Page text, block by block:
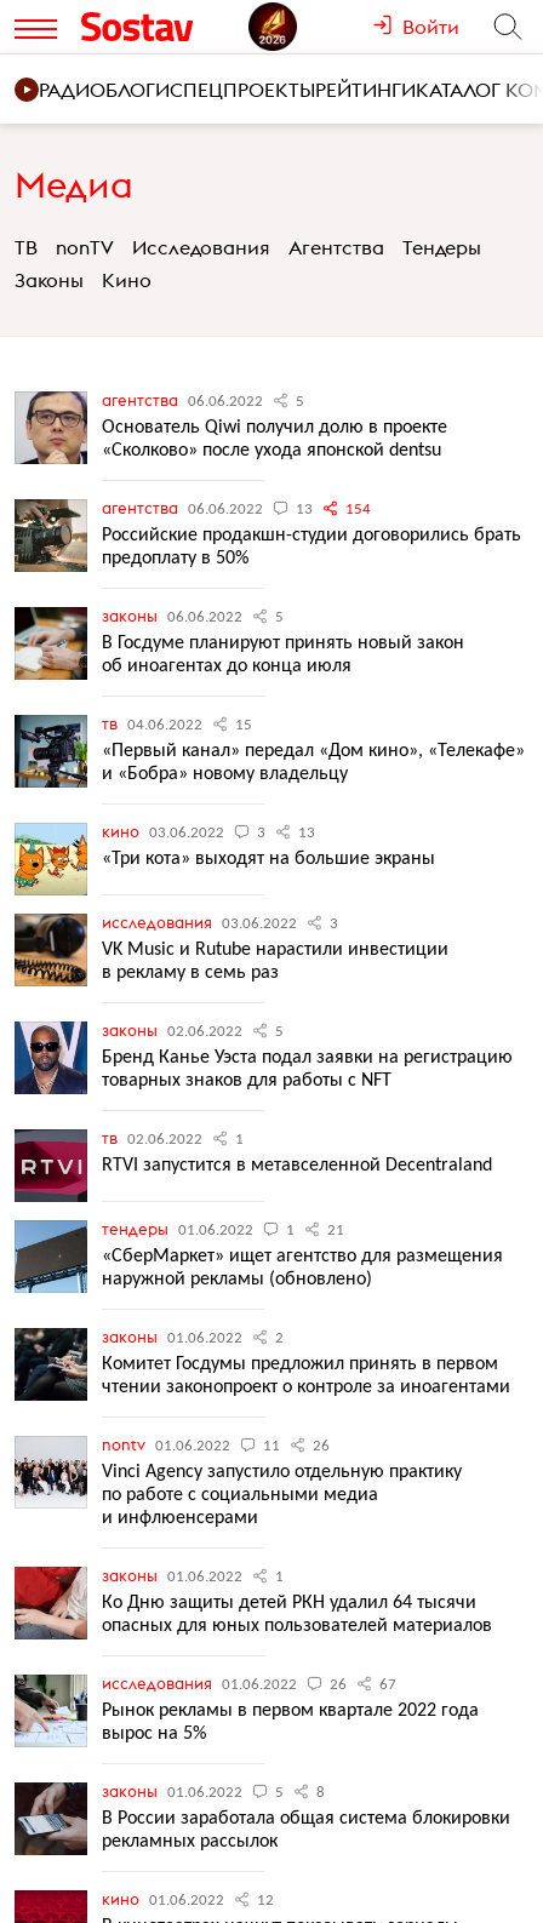
Войти
РАДИОБЛОГИСПЕЦПРОЕКТЫРЕЙТИНГИКАТАЛОГ
Медиа
ТВ nonTV Исследования Агентства
Тендеры
Законы
Кино
агентства 06.06.2022 5
Основатель Qiwi получил долю в проекте
«Сколково» после ухода японской dentsu
агентства 06.06.2022 13 154
Российские продакшн-студии договорились брать
предоплату в 50%
законы 06.06.2022 5
В Госдуме планируют принять новый закон
об иноагентах до конца июля
тв 04.06.2022 15
«Первый канал» передал «Дом кино», «Телекафе»
и «Бобра» новому владельцу
кино 03.06.2022 3 13
«Три кота» выходят на большие экраны
исследования 03.06.2022 3
VK Music и Rutube нарастили инвестиции
в рекламу в семь раз
законы 02.06.2022 5
Бренд Канье Уэста подал заявки на регистрацию
товарных знаков для работы с NFT
тв 02.06.2022 1
RTVI запустится в метавселенной Decentraland
тендеры 01.06.2022 1 21
«СберМаркет» ищет агентство для размещения
наружной рекламы (обновлено)
законы 01.06.2022 2
Комитет Госдумы предложил принять в первом
чтении законопроект о контроле за иноагентами
nontv 01.06.2022 11 26
Vinci Agency запустило отдельную практику
по работе с социальными медиа
и инфлюенсерами
законы 01.06.2022 1
Ко Дню защиты детей РКН удалил 64 тысячи
опасных для юных пользователей материалов
исследования 01.06.2022 26 67
Рынок рекламы в первом квартале 2022 года
вырос на 5%
законы 01.06.2022 5 8
В России заработала общая система блокировки
рекламных рассылок
кино 01.06.2022 12